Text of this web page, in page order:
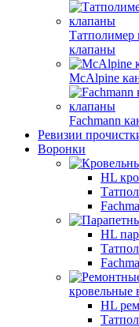
Татполимер
клапаны
McAlpine
Fachmann
Ревизии
Воронки
HL
HL
кровельные
HL